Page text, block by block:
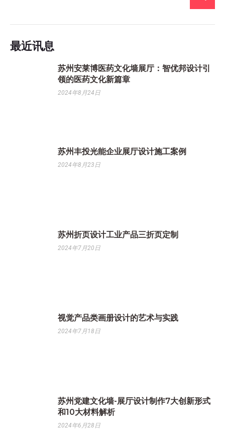
最近讯息
苏州安莱博医药文化墙展厅：智优邦设计引
领的医药文化新篇章
2024年8月24日
苏州丰投光能企业展厅设计施工案例
2024年8月23日
苏州折页设计工业产品三折页定制
2024年7月20日
视觉产品类画册设计的艺术与实践
2024年7月18日
苏州党建文化墙-展厅设计制作7大创新形式
和10大材料解析
2024年6月28日